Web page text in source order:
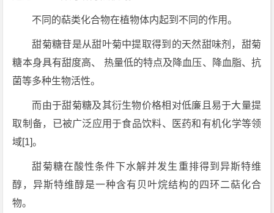
不同的萜类化合物在植物体内起到不同的作用。
甜菊糖苷是从甜叶菊中提取得到的天然甜味剂，甜菊
糖本身具有甜度高、 热量低的特点及降血压、降血脂、抗
菌等多种生物活性。
而由于甜菊糖及其衍生物价格相对低廉且易于大量提
取制备，已被广泛应用于食品饮料、医药和有机化学等领
域[1]。
甜菊糖在酸性条件下水解并发生重排得到异斯特维
醇，异斯特维醇是一种含有贝叶烷结构的四环二萜化合
物。